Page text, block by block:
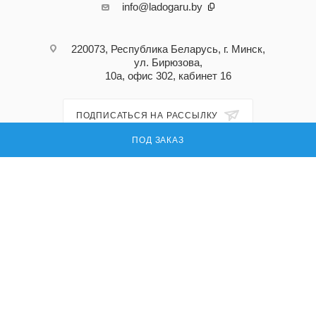
ПОД ЗАКАЗ
info@ladogaru.by
220073, Республика Беларусь, г. Минск,
ул. Бирюзова,
10а, офис 302, кабинет 16
ПОДПИСАТЬСЯ НА РАССЫЛКУ